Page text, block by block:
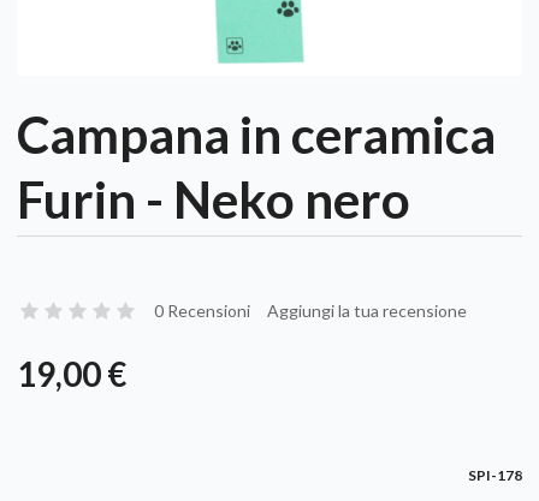
Campana in ceramica
Furin - Neko nero
0 Recensioni Aggiungi la tua recensione
19,00 €
SPI-178